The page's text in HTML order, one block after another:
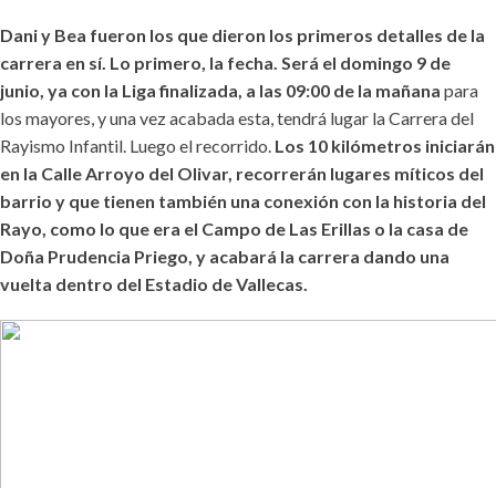
Dani y Bea fueron los que dieron los primeros detalles de la
carrera en sí. Lo primero, la fecha. Será el domingo 9 de
junio, ya con la Liga finalizada, a las 09:00 de la mañana para
los mayores, y una vez acabada esta, tendrá lugar la Carrera del
Rayismo Infantil. Luego el recorrido. Los 10 kilómetros iniciarán
en la Calle Arroyo del Olivar, recorrerán lugares míticos del
barrio y que tienen también una conexión con la historia del
Rayo, como lo que era el Campo de Las Erillas o la casa de
Doña Prudencia Priego, y acabará la carrera dando una
vuelta dentro del Estadio de Vallecas.